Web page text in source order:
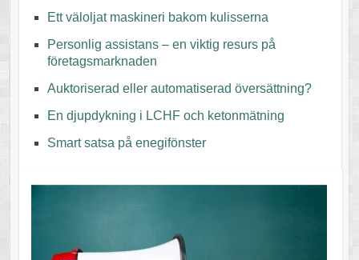
Ett väloljat maskineri bakom kulisserna
Personlig assistans – en viktig resurs på
företagsmarknaden
Auktoriserad eller automatiserad översättning?
En djupdykning i LCHF och ketonmätning
Smart satsa på enegifönster